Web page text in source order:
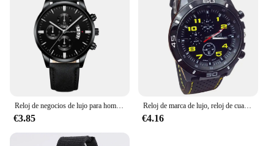
Reloj de negocios de lujo para hombre, relojes de cuarzo, minimalista, informal, correa de cuero, reloj de pulsera con calendario Digital
€3.85
Reloj de marca de lujo, reloj de cuarzo militar a la moda, reloj de pulsera deportivo para hombre, relojes de pulsera, reloj de hora para hombre, reloj Masculino 2024
€4.16